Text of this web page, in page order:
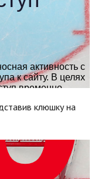
клюшку на